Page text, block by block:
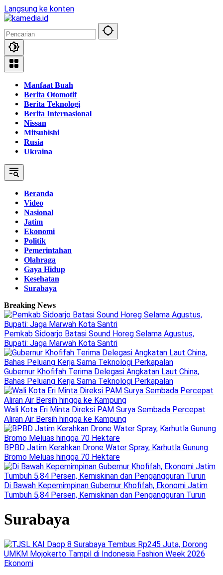
Langsung ke konten
Manfaat Buah
Berita Otomotif
Berita Teknologi
Berita Internasional
Nissan
Mitsubishi
Rusia
Ukraina
Beranda
Video
Nasional
Jatim
Ekonomi
Politik
Pemerintahan
Olahraga
Gaya Hidup
Kesehatan
Surabaya
Breaking News
Pemkab Sidoarjo Batasi Sound Horeg Selama Agustus,
Bupati: Jaga Marwah Kota Santri
Gubernur Khofifah Terima Delegasi Angkatan Laut China,
Bahas Peluang Kerja Sama Teknologi Perkapalan
Wali Kota Eri Minta Direksi PAM Surya Sembada Percepat
Aliran Air Bersih hingga ke Kampung
BPBD Jatim Kerahkan Drone Water Spray, Karhutla Gunung
Bromo Meluas hingga 70 Hektare
Di Bawah Kepemimpinan Gubernur Khofifah, Ekonomi Jatim
Tumbuh 5,84 Persen, Kemiskinan dan Pengangguran Turun
Surabaya
Ekonomi